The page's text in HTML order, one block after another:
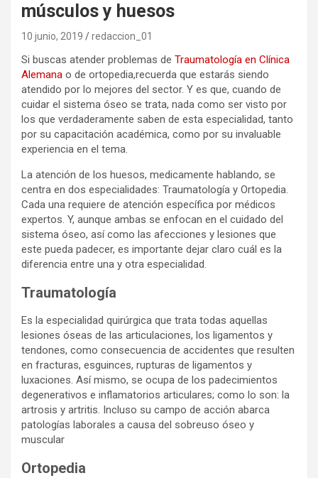
músculos y huesos
10 junio, 2019 redaccion_01
Si buscas atender problemas de Traumatología en Clínica
Alemana o de ortopedia,recuerda que estarás siendo
atendido por lo mejores del sector. Y es que, cuando de
cuidar el sistema óseo se trata, nada como ser visto por
los que verdaderamente saben de esta especialidad, tanto
por su capacitación académica, como por su invaluable
experiencia en el tema.
La atención de los huesos, medicamente hablando, se
centra en dos especialidades: Traumatología y Ortopedia.
Cada una requiere de atención específica por médicos
expertos. Y, aunque ambas se enfocan en el cuidado del
sistema óseo, así como las afecciones y lesiones que
este pueda padecer, es importante dejar claro cuál es la
diferencia entre una y otra especialidad.
Traumatología
Es la especialidad quirúrgica que trata todas aquellas
lesiones óseas de las articulaciones, los ligamentos y
tendones, como consecuencia de accidentes que resulten
en fracturas, esguinces, rupturas de ligamentos y
luxaciones. Así mismo, se ocupa de los padecimientos
degenerativos e inflamatorios articulares; como lo son: la
artrosis y artritis. Incluso su campo de acción abarca
patologías laborales a causa del sobreuso óseo y
muscular
Ortopedia